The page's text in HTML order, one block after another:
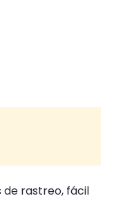
de rastreo, fácil